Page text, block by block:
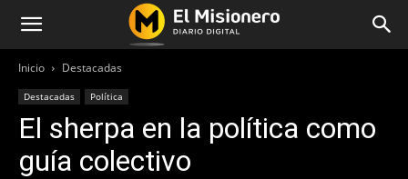
Inicio Destacadas
Destacadas Política
El sherpa en la política como
guía colectivo